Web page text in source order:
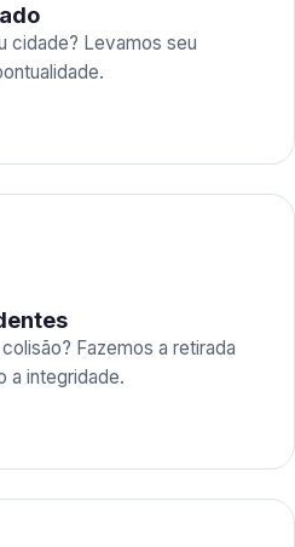
cidade? Levamos seu
Fazemos a retirada
a integridade.